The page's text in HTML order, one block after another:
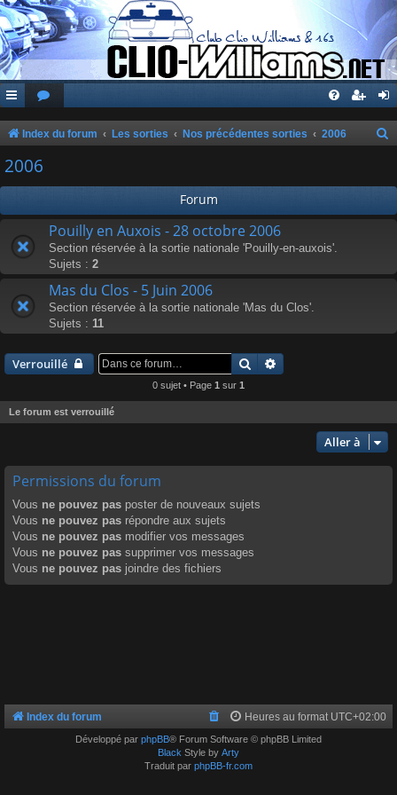
Index du forum Les sorties Nos précédentes sorties 2006
c
2006
Forum
Pouilly en Auxois - 28 octobre 2006
Section réservée à la sortie nationale 'Pouilly-en-auxois'.
Sujets : 2
Mas du Clos - 5 Juin 2006
Section réservée à la sortie nationale 'Mas du Clos'.
Sujets : 11
Verrouillé Rechercher
0 sujet • Page 1 sur 1
Le forum est verrouillé
Aller à
Permissions du forum
Vous ne pouvez pas poster de nouveaux sujets
Vous ne pouvez pas répondre aux sujets
Vous ne pouvez pas modifier vos messages
Vous ne pouvez pas supprimer vos messages
Vous ne pouvez pas joindre des fichiers
Index du forum Heures au format UTC+02:00
Développé par phpBB® Forum Software © phpBB Limited
Black Style by Arty
Traduit par phpBB-fr.com